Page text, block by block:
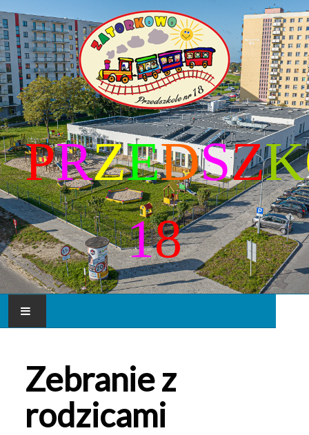
PRZEDSZK
18
NASZE PRZEDSZKOLE
DLA RODZICA
Zebranie z
rodzicami